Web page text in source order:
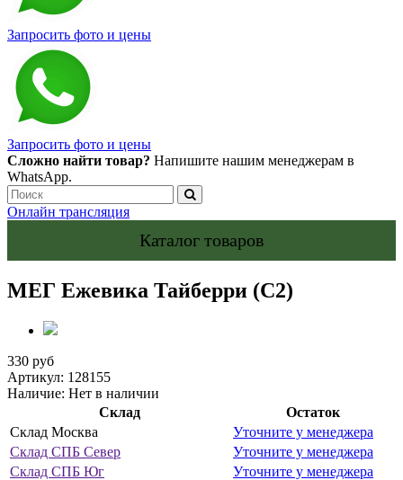
Запросить фото и цены
Запросить фото и цены
Сложно найти товар? Напишите нашим менеджерам в
WhatsApp.
Онлайн трансляция
Каталог товаров
МЕГ Ежевика Тайберри (С2)
330 руб
Артикул: 128155
Наличие: Нет в наличии
Склад
Остаток
Склад Москва
Уточните у менеджера
Склад СПБ Север
Уточните у менеджера
Склад СПБ Юг
Уточните у менеджера